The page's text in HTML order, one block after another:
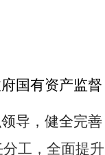
国有资产监督
导，健全完善
工，全面提升